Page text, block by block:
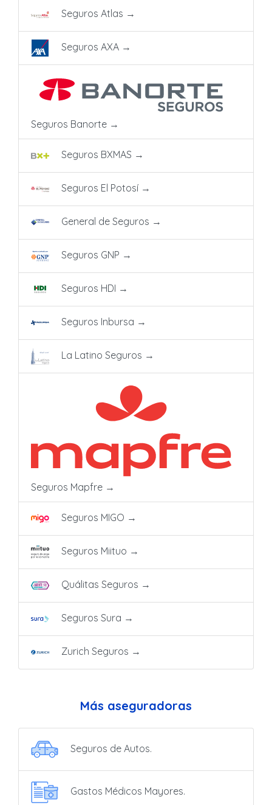
Seguros Atlas →
Seguros AXA →
Seguros Banorte →
Seguros BXMAS →
Seguros El Potosí →
General de Seguros →
Seguros GNP →
Seguros HDI →
Seguros Inbursa →
La Latino Seguros →
Seguros Mapfre →
Seguros MIGO →
Seguros Miituo →
Quálitas Seguros →
Seguros Sura →
Zurich Seguros →
Más aseguradoras
Seguros de Autos.
Gastos Médicos Mayores.